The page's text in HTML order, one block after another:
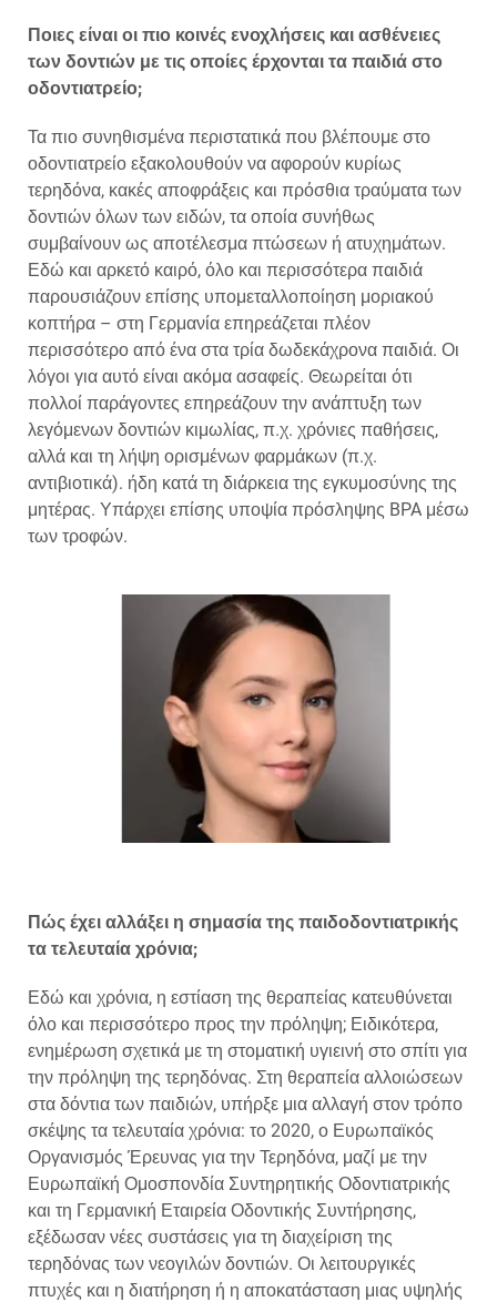
Ποιες είναι οι πιο κοινές ενοχλήσεις και ασθένειες
των δοντιών με τις οποίες έρχονται τα παιδιά στο
οδοντιατρείο;
Τα πιο συνηθισμένα περιστατικά που βλέπουμε στο
οδοντιατρείο εξακολουθούν να αφορούν κυρίως
τερηδόνα, κακές αποφράξεις και πρόσθια τραύματα των
δοντιών όλων των ειδών, τα οποία συνήθως
συμβαίνουν ως αποτέλεσμα πτώσεων ή ατυχημάτων.
Εδώ και αρκετό καιρό, όλο και περισσότερα παιδιά
παρουσιάζουν επίσης υπομεταλλοποίηση μοριακού
κοπτήρα – στη Γερμανία επηρεάζεται πλέον
περισσότερο από ένα στα τρία δωδεκάχρονα παιδιά. Οι
λόγοι για αυτό είναι ακόμα ασαφείς. Θεωρείται ότι
πολλοί παράγοντες επηρεάζουν την ανάπτυξη των
λεγόμενων δοντιών κιμωλίας, π.χ. χρόνιες παθήσεις,
αλλά και τη λήψη ορισμένων φαρμάκων (π.χ.
αντιβιοτικά). ήδη κατά τη διάρκεια της εγκυμοσύνης της
μητέρας. Υπάρχει επίσης υποψία πρόσληψης BPA μέσω
των τροφών.
Πώς έχει αλλάξει η σημασία της παιδοδοντιατρικής
τα τελευταία χρόνια;
Εδώ και χρόνια, η εστίαση της θεραπείας κατευθύνεται
όλο και περισσότερο προς την πρόληψη; Ειδικότερα,
ενημέρωση σχετικά με τη στοματική υγιεινή στο σπίτι για
την πρόληψη της τερηδόνας. Στη θεραπεία αλλοιώσεων
στα δόντια των παιδιών, υπήρξε μια αλλαγή στον τρόπο
σκέψης τα τελευταία χρόνια: το 2020, ο Ευρωπαϊκός
Οργανισμός Έρευνας για την Τερηδόνα, μαζί με την
Ευρωπαϊκή Ομοσπονδία Συντηρητικής Οδοντιατρικής
και τη Γερμανική Εταιρεία Οδοντικής Συντήρησης,
εξέδωσαν νέες συστάσεις για τη διαχείριση της
τερηδόνας των νεογιλών δοντιών. Οι λειτουργικές
πτυχές και η διατήρηση ή η αποκατάσταση μιας υψηλής